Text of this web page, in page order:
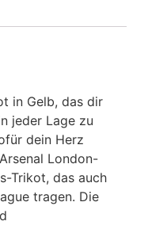
in Gelb, das dir
jeder Lage zu
dein Herz
London-
Trikot, das auch
tragen. Die